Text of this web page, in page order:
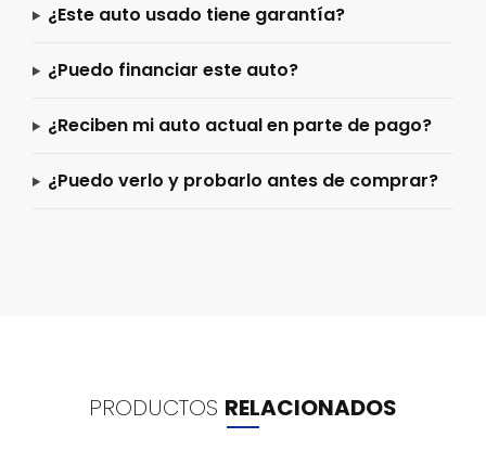
¿Este auto usado tiene garantía?
¿Puedo financiar este auto?
¿Reciben mi auto actual en parte de pago?
¿Puedo verlo y probarlo antes de comprar?
PRODUCTOS RELACIONADOS